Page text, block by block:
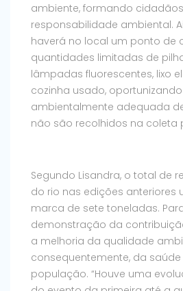
ambiente, formando
responsabilidade ambiental.
haverá no local um ponto de
quantidades limitadas de
lâmpadas fluorescentes, lixo
cozinha usado,
ambientalmente adequada
não são recolhidos na coleta
Segundo Lisandra, o total de
do rio nas edições anteriores
marca de sete toneladas.
demonstração da
a melhoria da qualidade
consequentemente, da
população. “Houve uma